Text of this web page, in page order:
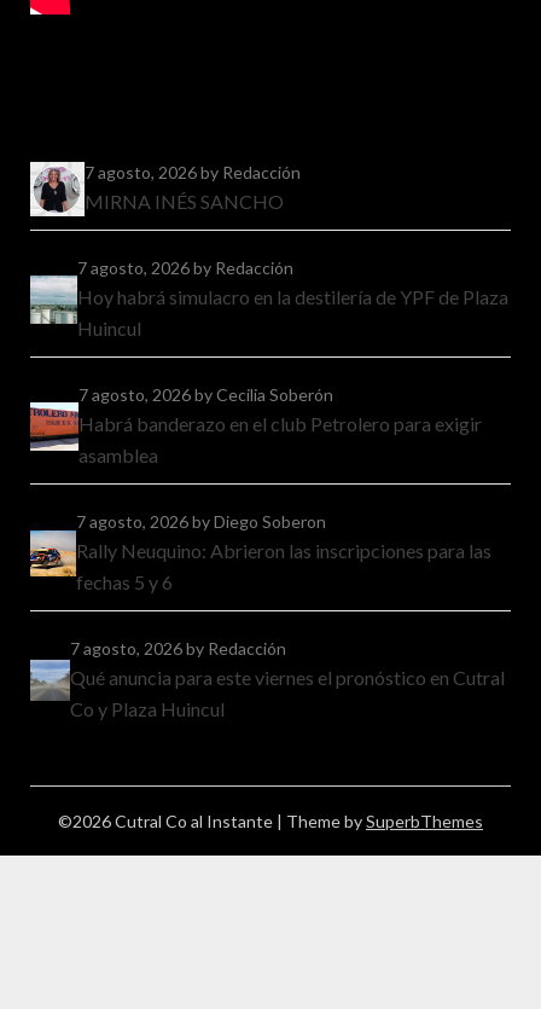
7 agosto, 2026by Redacción
MIRNA INÉS SANCHO
7 agosto, 2026by Redacción
Hoy habrá simulacro en la destilería de YPF de Plaza
Huincul
7 agosto, 2026by Cecilia Soberón
Habrá banderazo en el club Petrolero para exigir
asamblea
7 agosto, 2026by Diego Soberon
Rally Neuquino: Abrieron las inscripciones para las
fechas 5 y 6
7 agosto, 2026by Redacción
Qué anuncia para este viernes el pronóstico en Cutral
Co y Plaza Huincul
©2026 Cutral Co al Instante | Theme bySuperbThemes